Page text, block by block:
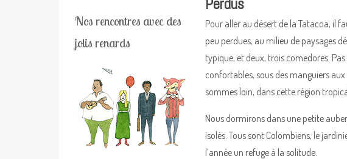
Pour aller au désert de la Tatacoa, il
peu perdues, au milieu de paysages
typique, et deux, trois comedores.
confortables, sous des manguiers
sommes loin, dans cette région
Nous dormirons dans une petite
isolés. Tous sont Colombiens, le
l’année un refuge à la solitude.
Nos rencontres avec des
jolis renards